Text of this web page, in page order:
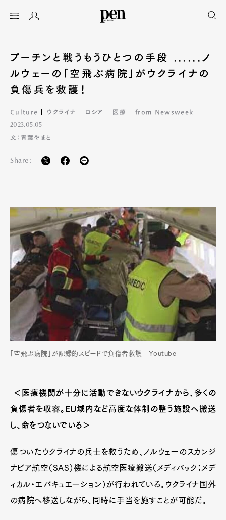
プーチンと戦うもうひとつの手段 ......ノ
ルウェーの「空飛ぶ病院」がウクライナの
負傷兵を救護！
Culture ウクライナ ロシア 医療 from Newsweek
2023.05.05
文：青葉やまと
Share:
「空飛ぶ病院」が記録的スピードで負傷者救護 Youtube
＜医療機関が十分に活動できないウクライナから、多くの
負傷者を収容。EU域内など高度な体制の整う施設へ搬送
し、命をつないでいる＞
傷ついたウクライナの兵士を救うため、ノルウェーのスカンジ
ナビア航空（SAS）機による航空医療搬送（メディバック；メデ
ィカル・エバキュエーション）が行われている。ウクライナ国外
の病院へ移送しながら、同時に手当を施すことが可能だ。